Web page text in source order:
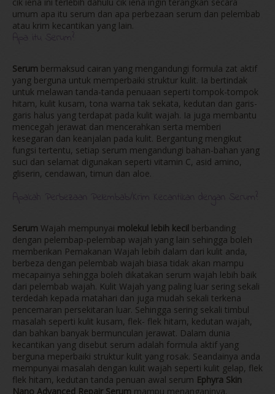
umum apa itu serum dan apa perbezaan serum dan pelembab
atau krim kecantikan yang lain.
Apa itu Serum?
Serum bermaksud cairan yang mengandungi formula zat aktif
yang berguna untuk memperbaiki struktur kulit. Ia bertindak
untuk melawan tanda-tanda penuaan seperti tompok-tompok
hitam, kulit kusam, tona warna tak sekata, kedutan dan garis-
garis halus yang terdapat pada kulit wajah. Ia juga membantu
mencegah jerawat dan mencerahkan serta memberi
kesegaran dan keanjalan pada kulit. Bergantung mengikut
fungsi tertentu, setiap serum mengandungi bahan-bahan yang
suci dan selamat digunakan seperti vitamin C, asid amino,
gliserin, cendawan, timun dan aloe.
Apakah Perbezaan Pelembab/Krim Kecantikan dengan Serum?
Serum Wajah mempunyai molekul lebih kecil berbanding
dengan pelembap-pelembap wajah yang lain sehingga boleh
memberikan Pemakanan Wajah lebih dalam dari kulit anda,
berbeza dengan pelembab wajah biasa tidak akan mampu
mecapainya sehingga boleh dikatakan serum wajah lebih baik
dari pelembab wajah. Kulit Wajah yang paling luar sering sekali
terdedah kepada matahari dan juga mudah sekali terkena
pencemaran persekitaran luar. Sehingga sering sekali timbul
masalah seperti kulit kusam, flek- flek hitam, kedutan wajah,
dan bahkan banyak bermunculan jerawat. Dalam dunia
kecantikan yang disebut serum adalah formula aktif yang
berguna meperbaiki struktur kulit yang rosak. Seandainya anda
mempunyai masalah dengan kulit wajah seperti kulit gelap, flek
flek hitam, kedutan tanda penuan awal serum Ephyra Skin
Nano Advanced Repair Serum mampu menanganinya.